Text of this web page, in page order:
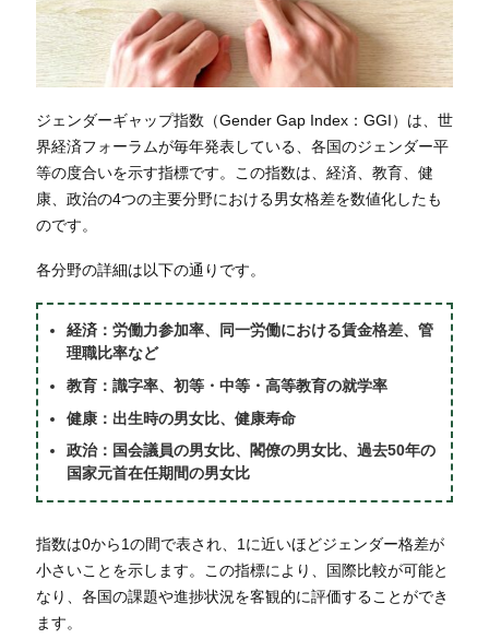
ジェンダーギャップ指数（Gender Gap Index：GGI）は、世
界経済フォーラムが毎年発表している、各国のジェンダー平
等の度合いを示す指標です。この指数は、経済、教育、健
康、政治の4つの主要分野における男女格差を数値化したも
のです。
各分野の詳細は以下の通りです。
経済：労働力参加率、同一労働における賃金格差、管
理職比率など
教育：識字率、初等・中等・高等教育の就学率
健康：出生時の男女比、健康寿命
政治：国会議員の男女比、閣僚の男女比、過去50年の
国家元首在任期間の男女比
指数は0から1の間で表され、1に近いほどジェンダー格差が
小さいことを示します。この指標により、国際比較が可能と
なり、各国の課題や進捗状況を客観的に評価することができ
ます。